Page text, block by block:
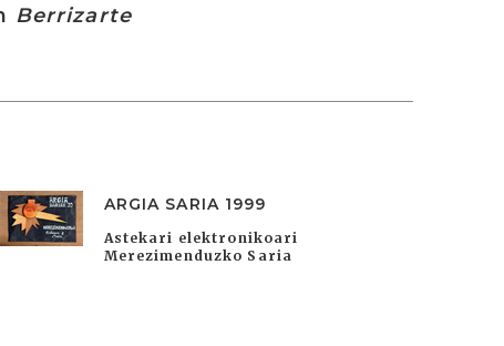
Berrizarte
ARGIA SARIA 1999
Astekari elektronikoari
Merezimenduzko Saria